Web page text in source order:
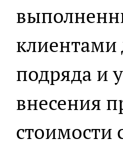
подряда и
внесения
стоимости